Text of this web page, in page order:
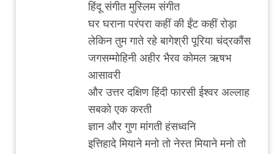
हिंदू संगीत मुस्लिम संगीत
घर घराना परंपरा कहीं की ईंट कहीं रोड़ा
लेकिन तुम गाते रहे बागेश्री पूरिया चंद्रकौंस
जगसम्मोहिनी अहीर भैरव कोमल ऋषभ
आसावरी
और उत्तर दक्षिण हिंदी फारसी ईश्वर अल्लाह
सबको एक करती
ज्ञान और गुण मांगती हंसध्वनि
इत्तिहादे मियाने मनो तो नेस्त मियाने मनो तो